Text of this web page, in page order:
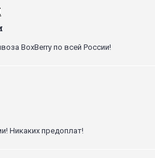
BoxBerry по всей России!
Никаких предоплат!